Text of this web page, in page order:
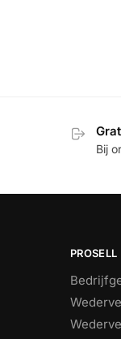
Bij
PROSELL